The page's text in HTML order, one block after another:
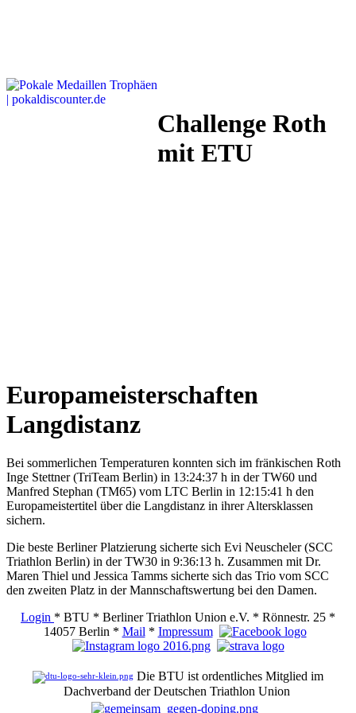
Challenge Roth
mit ETU
Europameisterschaften
Langdistanz
Bei sommerlichen Temperaturen konnten sich im fränkischen Roth
Inge Stettner (TriTeam Berlin) in 13:24:37 h in der TW60 und
Manfred Stephan (TM65) vom LTC Berlin in 12:15:41 h den
Europameistertitel über die Langdistanz in ihrer Altersklassen
sichern.
Die beste Berliner Platzierung sicherte sich Evi Neuscheler (SCC
Triathlon Berlin) in der TW30 in 9:36:13 h. Zusammen mit Dr.
Maren Thiel und Jessica Tamms sicherte sich das Trio vom SCC
den zweiten Platz in der Mannschaftswertung bei den Damen.
Login * BTU * Berliner Triathlon Union e.V. * Rönnestr. 25 *
14057 Berlin * Mail* Impressum
Die BTU ist ordentliches Mitglied im
Dachverband der Deutschen Triathlon Union